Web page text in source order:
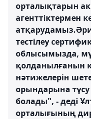
орталықтарын
агенттіктермен
тестілеу
облысымызда,
қолданылғанын
нәтижелерін
орындарына
болады", - деді
орталығының